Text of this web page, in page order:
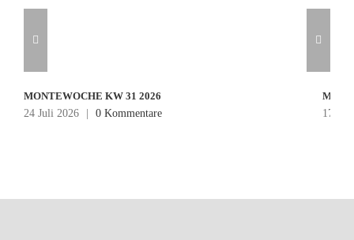
MONTEWOCHE KW 31 2026
24 Juli 2026
| 0 Kommentare
17